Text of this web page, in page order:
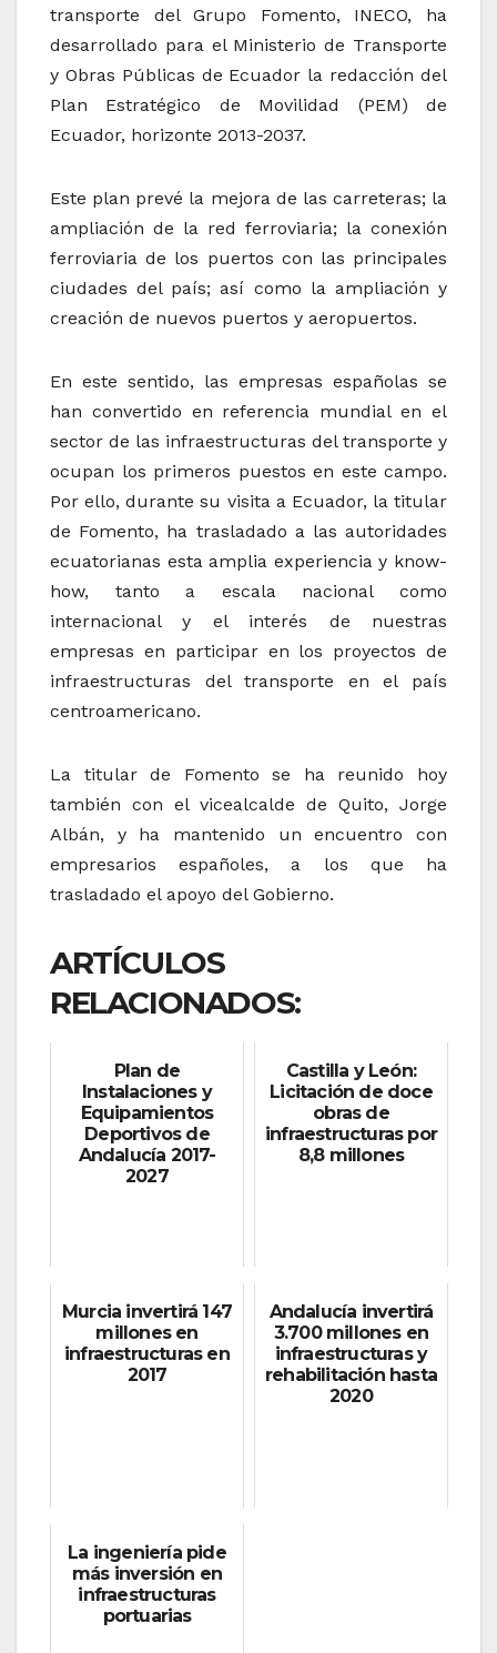
transporte del Grupo Fomento, INECO, ha
desarrollado para el Ministerio de Transporte
y Obras Públicas de Ecuador la redacción del
Plan Estratégico de Movilidad (PEM) de
Ecuador, horizonte 2013-2037.
Este plan prevé la mejora de las carreteras; la
ampliación de la red ferroviaria; la conexión
ferroviaria de los puertos con las principales
ciudades del país; así como la ampliación y
creación de nuevos puertos y aeropuertos.
En este sentido, las empresas españolas se
han convertido en referencia mundial en el
sector de las infraestructuras del transporte y
ocupan los primeros puestos en este campo.
Por ello, durante su visita a Ecuador, la titular
de Fomento, ha trasladado a las autoridades
ecuatorianas esta amplia experiencia y know-
how, tanto a escala nacional como
internacional y el interés de nuestras
empresas en participar en los proyectos de
infraestructuras del transporte en el país
centroamericano.
La titular de Fomento se ha reunido hoy
también con el vicealcalde de Quito, Jorge
Albán, y ha mantenido un encuentro con
empresarios españoles, a los que ha
trasladado el apoyo del Gobierno.
ARTÍCULOS
RELACIONADOS:
Plan de
Instalaciones y
Equipamientos
Deportivos de
Andalucía 2017-
2027
Castilla y León:
Licitación de doce
obras de
infraestructuras por
8,8 millones
Murcia invertirá 147
millones en
infraestructuras en
2017
Andalucía invertirá
3.700 millones en
infraestructuras y
rehabilitación hasta
2020
La ingeniería pide
más inversión en
infraestructuras
portuarias